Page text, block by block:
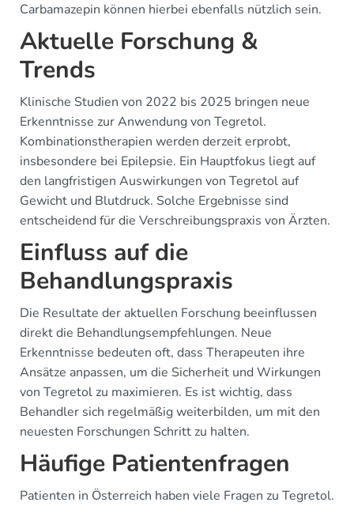
Carbamazepin können hierbei ebenfalls nützlich sein.
Aktuelle Forschung &
Trends
Klinische Studien von 2022 bis 2025 bringen neue
Erkenntnisse zur Anwendung von Tegretol.
Kombinationstherapien werden derzeit erprobt,
insbesondere bei Epilepsie. Ein Hauptfokus liegt auf
den langfristigen Auswirkungen von Tegretol auf
Gewicht und Blutdruck. Solche Ergebnisse sind
entscheidend für die Verschreibungspraxis von Ärzten.
Einfluss auf die
Behandlungspraxis
Die Resultate der aktuellen Forschung beeinflussen
direkt die Behandlungsempfehlungen. Neue
Erkenntnisse bedeuten oft, dass Therapeuten ihre
Ansätze anpassen, um die Sicherheit und Wirkungen
von Tegretol zu maximieren. Es ist wichtig, dass
Behandler sich regelmäßig weiterbilden, um mit den
neuesten Forschungen Schritt zu halten.
Häufige Patientenfragen
Patienten in Österreich haben viele Fragen zu Tegretol.